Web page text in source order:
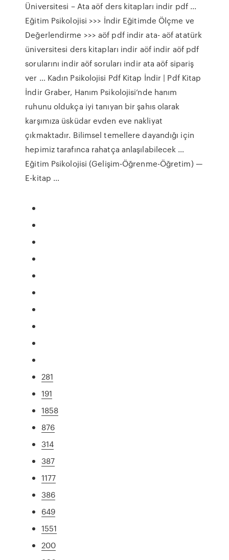
Üniversitesi – Ata aöf ders kitapları indir pdf ...
Eğitim Psikolojisi >>> İndir Eğitimde Ölçme ve
Değerlendirme >>> aöf pdf indir ata- aöf atatürk
üniversitesi ders kitapları indir aöf indir aöf pdf
sorularını indir aöf soruları indir ata aöf sipariş
ver … Kadın Psikolojisi Pdf Kitap İndir | Pdf Kitap
İndir Graber, Hanım Psikolojisi’nde hanım
ruhunu oldukça iyi tanıyan bir şahıs olarak
karşımıza üsküdar evden eve nakliyat
çıkmaktadır. Bilimsel temellere dayandığı için
hepimiz tarafınca rahatça anlaşılabilecek …
Eğitim Psikolojisi (Gelişim-Öğrenme-Öğretim) —
E-kitap ...
281
191
1858
876
314
387
1177
386
649
1551
200